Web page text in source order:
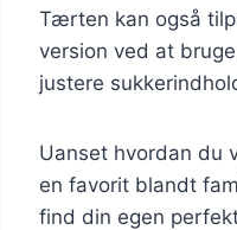
Tærten kan også
version ved at
justere
Uanset hvordan du
en favorit blandt
find din egen